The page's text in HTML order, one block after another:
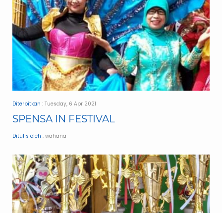
Diterbitkan : Tuesday, 6 Apr 2021
SPENSA IN FESTIVAL
Ditulis oleh : wahana